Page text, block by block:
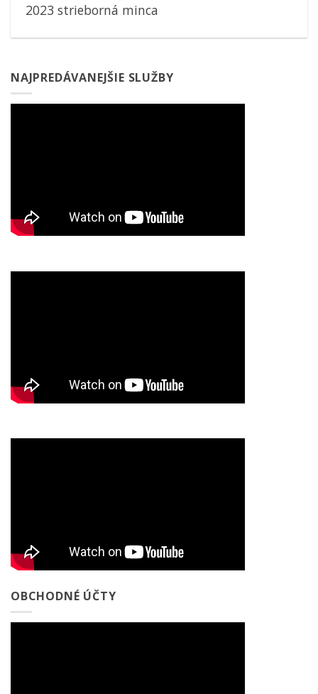
2023 strieborná minca
NAJPREDÁVANEJŠIE SLUŽBY
OBCHODNÉ ÚČTY